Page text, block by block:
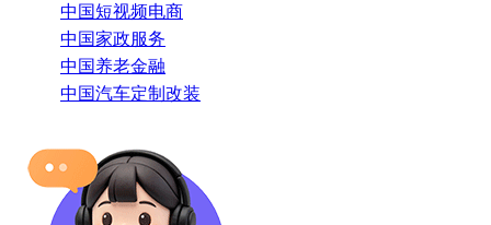
中国短视频电商
中国家政服务
中国养老金融
中国汽车定制改装